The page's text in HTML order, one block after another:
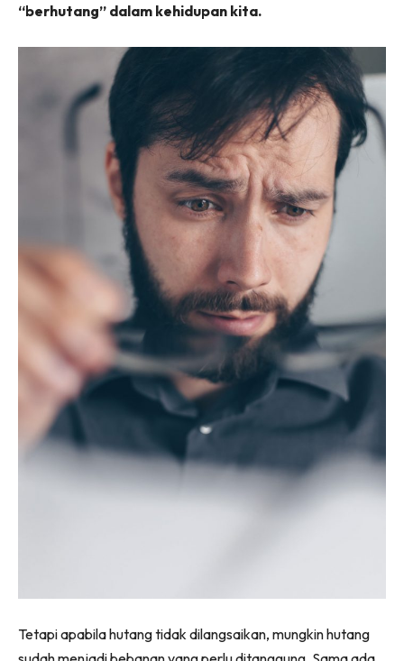
“berhutang” dalam kehidupan kita.
Tetapi apabila hutang tidak dilangsaikan, mungkin hutang